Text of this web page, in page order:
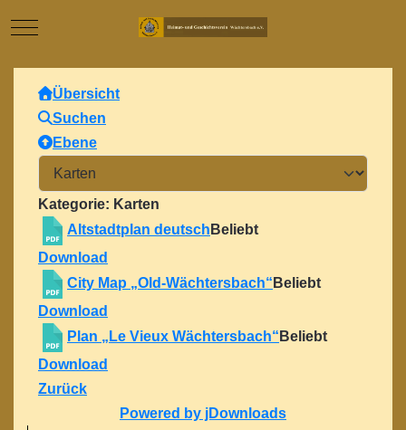
Mobile Menu Toggle
Übersicht
Suchen
Ebene
Kategorie: Karten
Altstadtplan deutsch Beliebt
Download
City Map „Old-Wächtersbach“ Beliebt
Download
Plan „Le Vieux Wächtersbach“ Beliebt
Download
Zurück
Powered by jDownloads